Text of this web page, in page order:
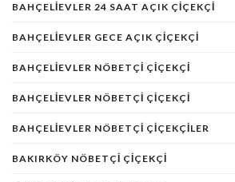
BAHÇELIEVLER 24 SAAT AÇIK ÇIÇEKÇI
BAHÇELIEVLER GECE AÇIK ÇIÇEKÇI
BAHÇELIEVLER NÖBETÇI ÇIÇEKÇI
BAHÇELIEVLER NÖBETÇI ÇIÇEKÇI
BAHÇELIEVLER NÖBETÇI ÇIÇEKÇILER
BAKIRKÖY NÖBETÇİ ÇİÇEKÇİ